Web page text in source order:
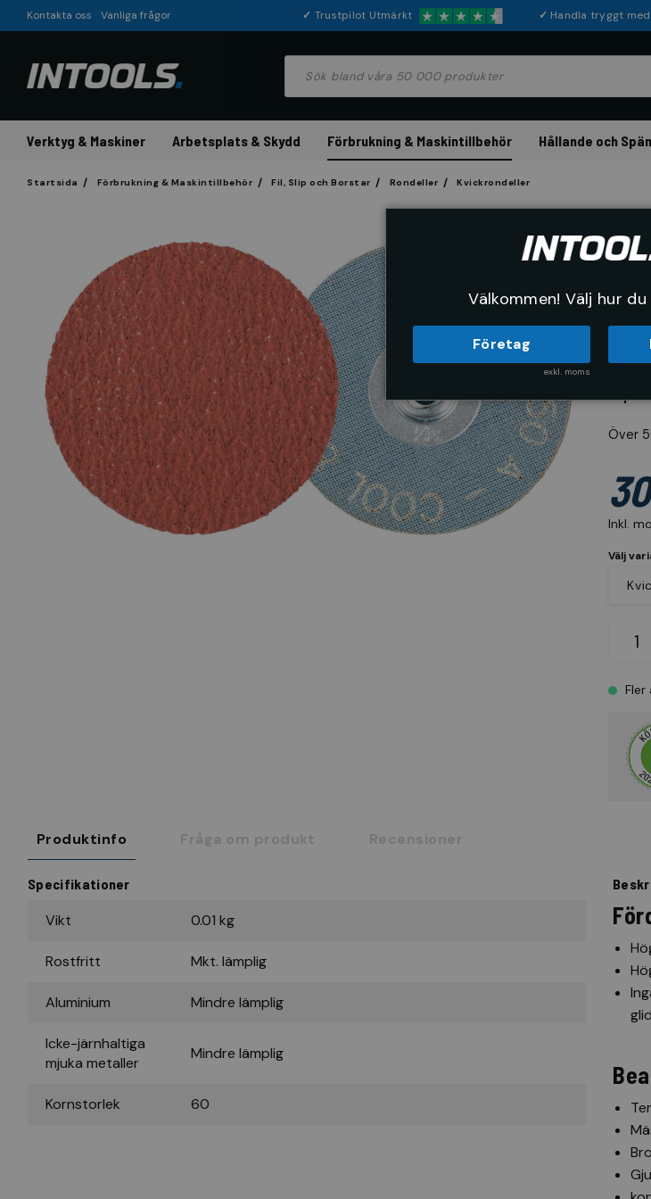
Kontakta oss Vanliga frågor ✓ Trustpilot Utmärkt ✓ Handla tryggt
Verktyg & Maskiner Arbetsplats & Skydd Förbrukning & Maskintillbehör Hållande och
Startsida Förbrukning & Maskintillbehör Fil, Slip och Borstar Rondeller Kvickrondeller
Köp
Över
Inkl.
Välj
Produktinfo Fråga om produkt Recensioner
Specifikationer
Vikt 0.01 kg
Rostfritt Mkt. lämplig
Aluminium Mindre lämplig
Icke-järnhaltiga
mjuka metaller
Mindre lämplig
Kornstorlek 60
Välkommen! Välj hur
Företag
exkl. moms